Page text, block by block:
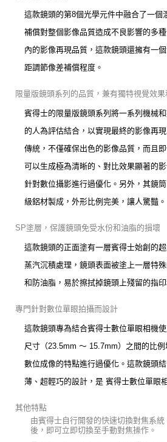
這款鏡頭的第8個光學元件中融合了一個
補償對整個影像品質造成不良影響的多
內的影像再現品質，這款鏡頭還擁有一
距調節像差補償程度。
限量版鏡頭系列的品質，兼有獨特視覺效
賓得士的限量版鏡頭系列將一系列機械
的人為評估結合，以實現最終的影像再
傳統，不僅確保出色的影像品質，而且
可以生成極為清晰的、對比效果顯著的
針對數位攝影進行過優化。另外，其鏡
級鋁材製成，外形比例完美，讓人驚豔。
SP塗層，保護鏡頭免受水份和油脂的損壞
這款鏡頭的正面塗有一層賓得士始創的
蒸汽沉積處理，鏡頭表面被塗上一層特
和防油脂，易於擦拭掉鏡頭上殘留的指印
專門針對數位單眼拍攝而設計
這款鏡頭專為結合賓得士數位單眼相機
尺寸（23.5mm ～ 15.7mm）之間的比
數位成像的特點進行過優化。這款鏡頭
薄、超輕巧的設計，是 賓得士數位單眼
其他特點
由賓得士自行開發的快速切換對焦系
後，即可立即切換至手動對焦操作。